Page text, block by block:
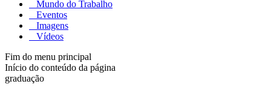
Mundo do Trabalho
Eventos
Imagens
Vídeos
Fim do menu principal
Início do conteúdo da página
graduação